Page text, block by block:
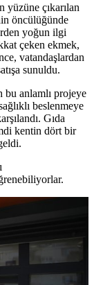
çıkarılan
öncülüğünde
yoğun ilgi
çeken ekmek,
vatandaşlardan
sunuldu.
bu anlamlı projeye
beslenmeye
Gıda
kentin dört bir